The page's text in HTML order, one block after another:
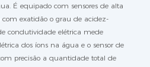
É equipado com sensores de alta
com exatidão o grau de acidez-
condutividade elétrica mede
dos íons na água e o sensor de
precisão a quantidade total de